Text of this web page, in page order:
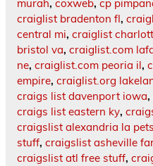
murah, coxweb, cp
craiglist bradenton fl,
central mi, craiglist
bristol va, craiglist.com
ne, craiglist.com peoria il,
empire, craiglist.org
craigs list davenport iowa,
craigs list eastern ky,
craigslist alexandria la pets
stuff, craigslist asheville
craigslist atl free stuff,